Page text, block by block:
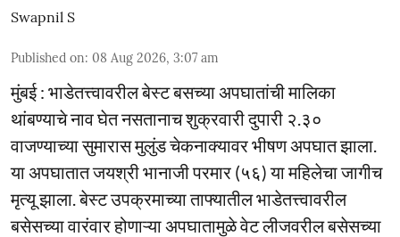
Swapnil S
Published on: 08 Aug 2026, 3:07 am
मुंबई : भाडेतत्त्वावरील बेस्ट बसच्या अपघातांची मालिका
थांबण्याचे नाव घेत नसतानाच शुक्रवारी दुपारी २.३०
वाजण्याच्या सुमारास मुलुंड चेकनाक्यावर भीषण अपघात झाला.
या अपघातात जयश्री भानाजी परमार (५६) या महिलेचा जागीच
मृत्यू झाला. बेस्ट उपक्रमाच्या ताफ्यातील भाडेतत्त्वावरील
बसेसच्या वारंवार होणाऱ्या अपघातामुळे वेट लीजवरील बसेसच्या